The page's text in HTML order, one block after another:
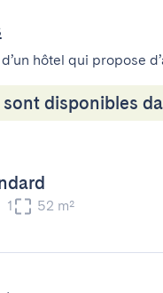
hôtel qui propose
disponibles
1 52 m²